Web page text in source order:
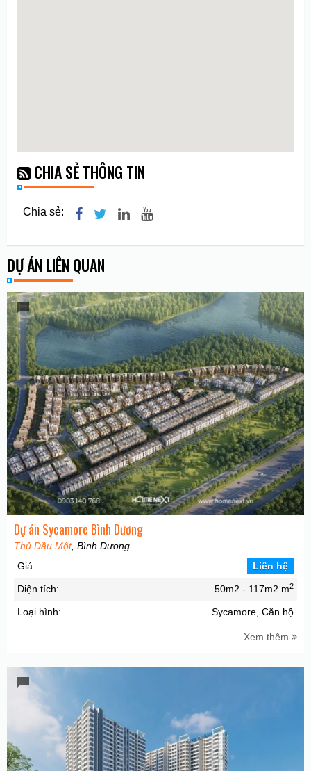
CHIA SẺ THÔNG TIN
Chia sẻ:
DỰ ÁN LIÊN QUAN
Dự án Sycamore Bình Dương
Thủ Dầu Một, Bình Dương
Giá:
Liên hệ
Diện tích: 50m2 - 117m2 m2
Loại hình: Sycamore, Căn hộ
Xem thêm